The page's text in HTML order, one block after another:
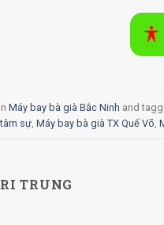
Máy bay bà già Bắc Ninh and
sự Máy bay bà già TX Quế Võ
TRUNG